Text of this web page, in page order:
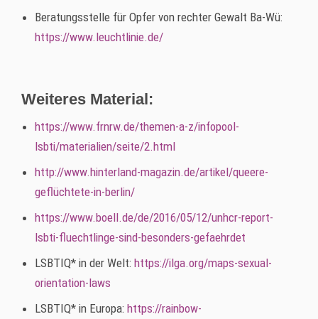
Beratungsstelle für Opfer von rechter Gewalt Ba-Wü:
https://www.leuchtlinie.de/
Weiteres Material:
https://www.frnrw.de/themen-a-z/infopool-
lsbti/materialien/seite/2.html
http://www.hinterland-magazin.de/artikel/queere-
geflüchtete-in-berlin/
https://www.boell.de/de/2016/05/12/unhcr-report-
lsbti-fluechtlinge-sind-besonders-gefaehrdet
LSBTIQ* in der Welt: https://ilga.org/maps-sexual-
orientation-laws
LSBTIQ* in Europa: https://rainbow-